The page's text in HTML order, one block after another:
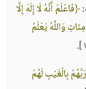
﴿فَاعْلَمْ أَنَّهُ لَا إِلَهَ إِلَّا
وَاللَّهُ يَعْلَمُ
.
بِالْغَيْبِ لَهُمْ